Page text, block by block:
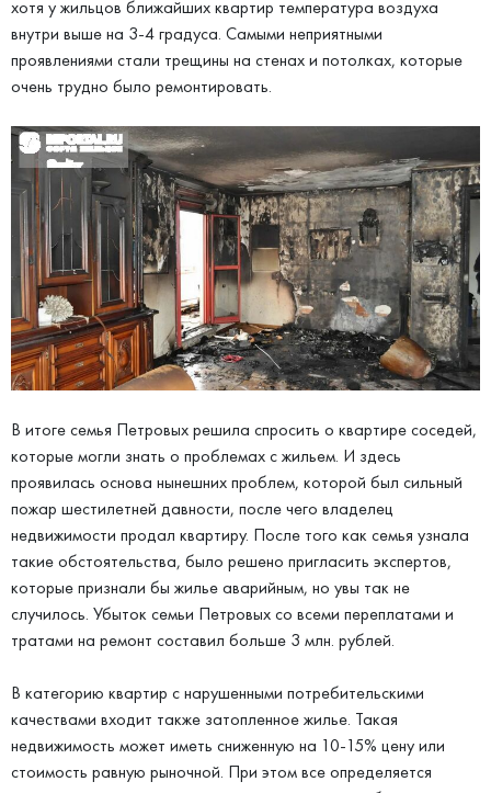
хотя у жильцов ближайших квартир температура воздуха
внутри выше на 3-4 градуса. Самыми неприятными
проявлениями стали трещины на стенах и потолках, которые
очень трудно было ремонтировать.
В итоге семья Петровых решила спросить о квартире соседей,
которые могли знать о проблемах с жильем. И здесь
проявилась основа нынешних проблем, которой был сильный
пожар шестилетней давности, после чего владелец
недвижимости продал квартиру. После того как семья узнала
такие обстоятельства, было решено пригласить экспертов,
которые признали бы жилье аварийным, но увы так не
случилось. Убыток семьи Петровых со всеми переплатами и
тратами на ремонт составил больше 3 млн. рублей.
В категорию квартир с нарушенными потребительскими
качествами входит также затопленное жилье. Такая
недвижимость может иметь сниженную на 10-15% цену или
стоимость равную рыночной. При этом все определяется